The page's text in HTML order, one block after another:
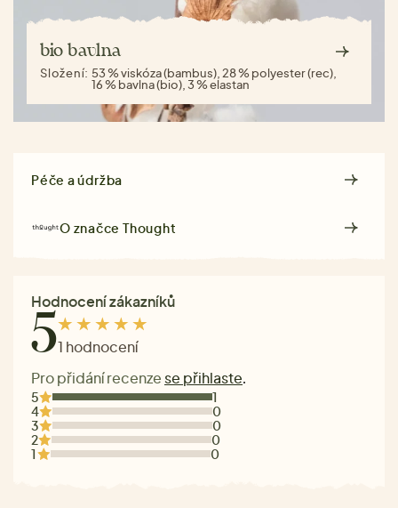
bio bavlna
Složení: 53 % viskóza (bambus), 28 % polyester (rec),
16 % bavlna (bio), 3 % elastan
Péče a údržba
O značceThought
Hodnocení zákazníků
51 hodnocení
Pro přidání recenze se přihlaste.
5
1
4
0
3
0
2
0
1
0